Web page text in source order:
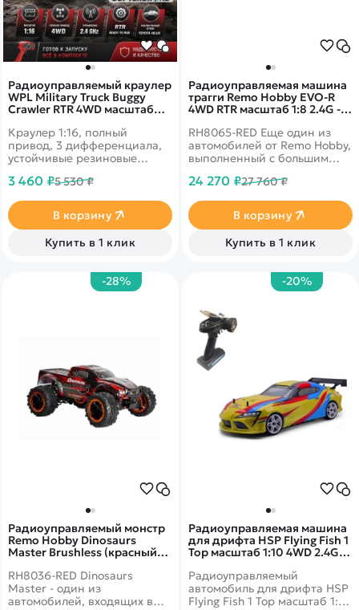
Радиоуправляемый краулер
WPL Military Truck Buggy
Crawler RTR 4WD масштаб
Краулер 1:16, полный
привод, 3 дифференциала,
устойчивые резиновые
кузова. Скорость до 10 км/ч,
время работы 15-25 минут.
Корпус красного цвета.
3 460 ₽5 530 ₽
В корзину
Купить в 1 клик
Радиоуправляемая машина
трагги Remo Hobby EVO-R
4WD RTR масштаб 1:8 2.4G -
RH8065-RED Еще один из
автомобилей от Remo Hobby,
выполненный с большим
деталям в масштабе 1:8. Это
имеющая высокие
технические
характеристики. Она будет
устойчива при
управление ведется на
24 270 ₽27 760 ₽
В корзину
Купить в 1 клик
-28%
Радиоуправляемый монстр
Remo Hobby Dinosaurs
Master Brushless (красный)
RED
RH8036-RED Dinosaurs
Master - один из
автомобилей, входящих в
-20%
Радиоуправляемая машина
для дрифта HSP Flying Fish 1
Top масштаб 1:10 4WD 2.4G -
Радиоуправляемый
автомобиль для дрифта HSP
Flying Fish 1 Top масштаб 1:10